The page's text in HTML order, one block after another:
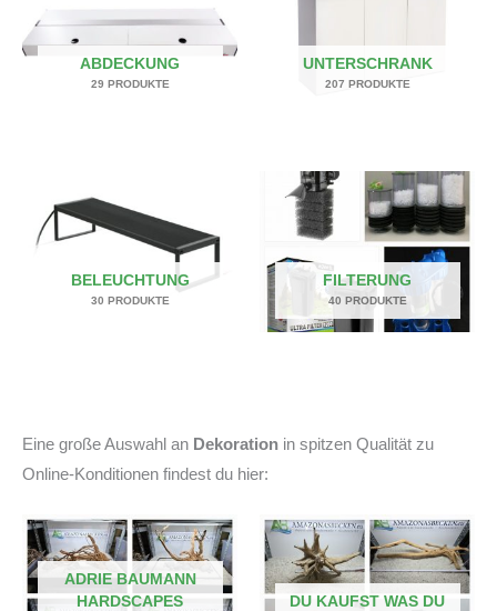
ABDECKUNG
29 PRODUKTE
UNTERSCHRANK
207 PRODUKTE
BELEUCHTUNG
30 PRODUKTE
FILTERUNG
40 PRODUKTE
Eine große Auswahl an Dekoration in spitzen Qualität zu
Online-Konditionen findest du hier:
ADRIE BAUMANN
HARDSCAPES
DU KAUFST WAS DU